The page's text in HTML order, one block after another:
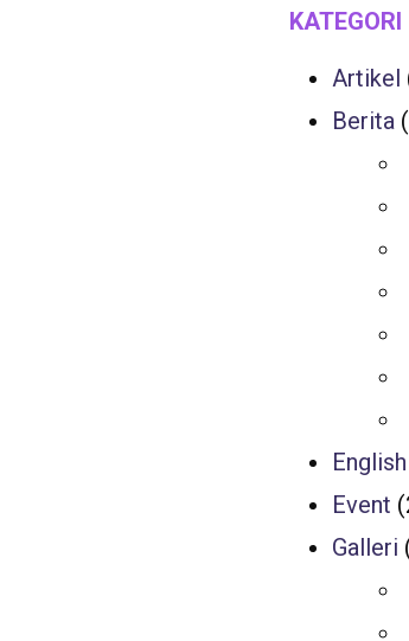
KATEGORI
Artikel
Berita
English
Event
Galleri